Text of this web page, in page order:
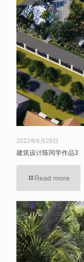
2022年6月28日
建筑设计陈同学作品3
Read more